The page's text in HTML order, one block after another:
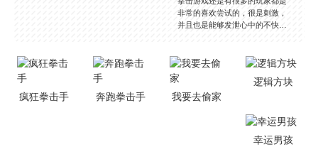
非常的喜欢尝试的，很是刺激，
并且也是能够发泄心中的不快
是一些格斗的游戏，其实是非常
的有趣，也是相当的刺激的，游
戏中是有一些不同的场景都是能
够去进行体验的，我们也是能够
就是收集了一些有意思的拳击游
戏，相信你们一定会喜欢的。
疯狂拳击手 奔跑拳击手 我要去偷家
逻辑方块
幸运男孩